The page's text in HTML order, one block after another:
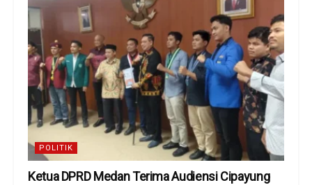
POLITIK
Ketua DPRD Medan Terima Audiensi Cipayung